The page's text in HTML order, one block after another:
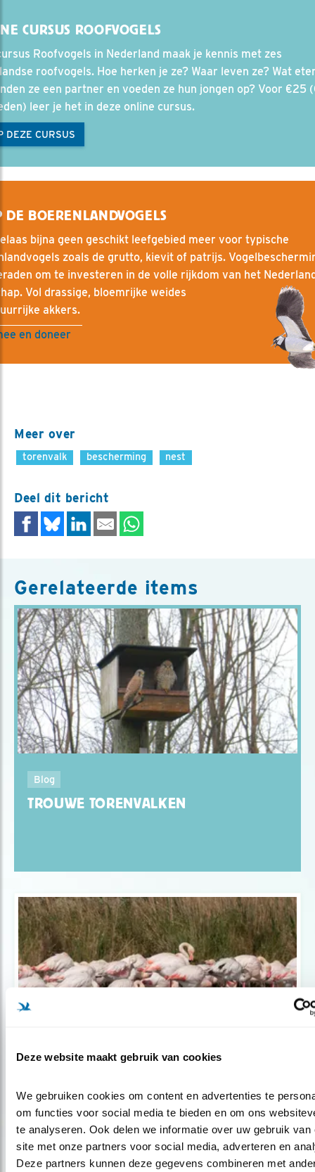
Deze website maakt gebruik van cookies
We gebruiken cookies om content en advertenties te
om functies voor social media te bieden en om ons
te analyseren. Ook delen we informatie over uw gebruik van
site met onze partners voor social media, adverteren en
Deze partners kunnen deze gegevens combineren met
CURSUS ROOFVOGELS
Roofvogels in Nederland maak je kennis met zes
roofvogels. Hoe herken je ze? Waar leven ze? Wat
ze een partner en voeden ze hun jongen op? Voor €25
leer je het in deze online cursus.
DEZE CURSUS
DE BOERENLANDVOGELS
bijna geen geschikt leefgebied meer voor typische
zoals de grutto, kievit of patrijs.
om te investeren in de volle rijkdom van het
Vol drassige, bloemrijke weides
akkers.
en doneer
Meer over
torenvalk bescherming nest
Deel dit bericht
Gerelateerde items
Blog
TROUWE TORENVALKEN
Bescherm dit unieke natuurgebied in
Alba..